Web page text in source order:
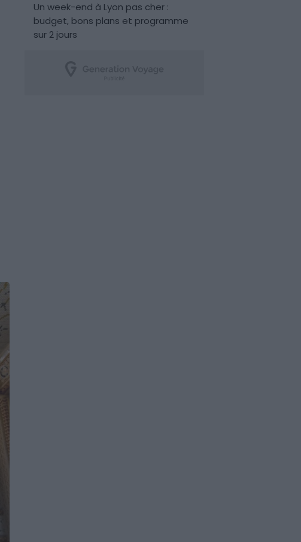
Un week-end à Lyon pas cher :
budget, bons plans et programme
sur 2 jours